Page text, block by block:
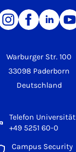
Warburger Str. 100
33098 Paderborn
Deutschland
Telefon Universität
+49 5251 60-0
Campus Security